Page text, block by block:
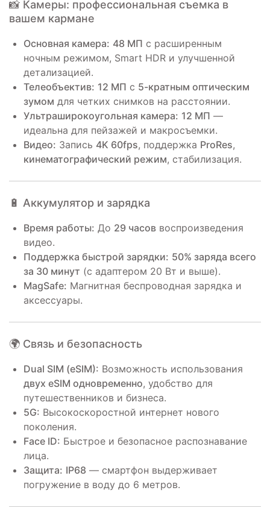
📸 Камеры: профессиональная съемка в
вашем кармане
Основная камера: 48 МП с расширенным
ночным режимом, Smart HDR и улучшенной
детализацией.
Телеобъектив: 12 МП с 5-кратным оптическим
зумом для четких снимков на расстоянии.
Ультраширокоугольная камера: 12 МП —
идеальна для пейзажей и макросъемки.
Видео: Запись 4K 60fps, поддержка ProRes,
кинематографический режим, стабилизация.
🔋 Аккумулятор и зарядка
Время работы: До 29 часов воспроизведения
видео.
Поддержка быстрой зарядки: 50% заряда всего
за 30 минут (с адаптером 20 Вт и выше).
MagSafe: Магнитная беспроводная зарядка и
аксессуары.
🌍 Связь и безопасность
Dual SIM (eSIM): Возможность использования
двух eSIM одновременно, удобство для
путешественников и бизнеса.
5G: Высокоскоростной интернет нового
поколения.
Face ID: Быстрое и безопасное распознавание
лица.
Защита: IP68 — смартфон выдерживает
погружение в воду до 6 метров.